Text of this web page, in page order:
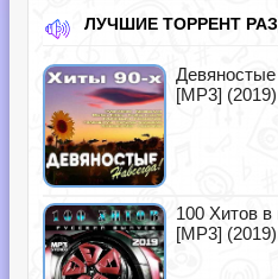
ЛУЧШИЕ ТОРРЕНТ
[MP3] (2019)
100 Хитов
[MP3] (2019)